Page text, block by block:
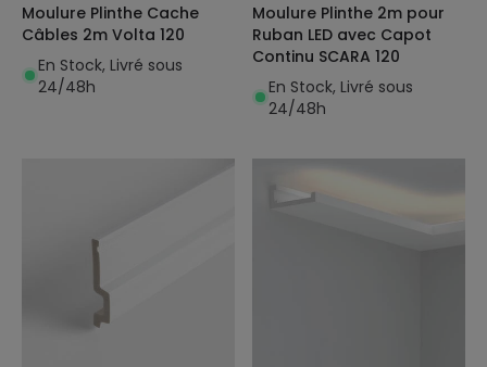
Moulure Plinthe Cache
Câbles 2m Volta 120
En Stock, Livré sous
24/48h
Moulure Plinthe 2m pour
Ruban LED avec Capot
Continu SCARA 120
En Stock, Livré sous
24/48h